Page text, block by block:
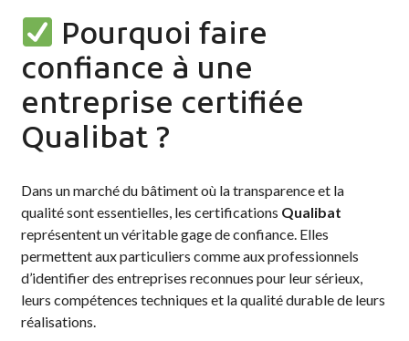
Pourquoi faire
confiance à une
entreprise certifiée
Qualibat ?
Dans un marché du bâtiment où la transparence et la
qualité sont essentielles, les certifications Qualibat
représentent un véritable gage de confiance. Elles
permettent aux particuliers comme aux professionnels
d’identifier des entreprises reconnues pour leur sérieux,
leurs compétences techniques et la qualité durable de leurs
réalisations.